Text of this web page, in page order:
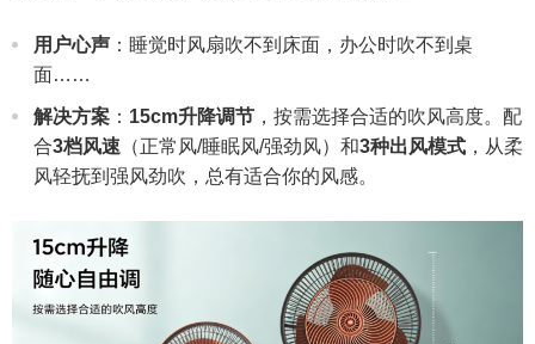
用户心声 ：睡觉时风扇吹不到床面，办公时吹不到桌
面……
解决方案 ： 15cm升降调节 ，按需选择合适的吹风高度。配
合3档风速 （正常风/睡眠风/强劲风）和3种出风模式 ，从柔
风轻抚到强风劲吹，总有适合你的风感。